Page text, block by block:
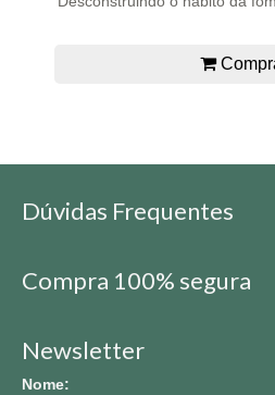
Dúvidas Frequentes
Compra 100% segura
Newsletter
Nome: